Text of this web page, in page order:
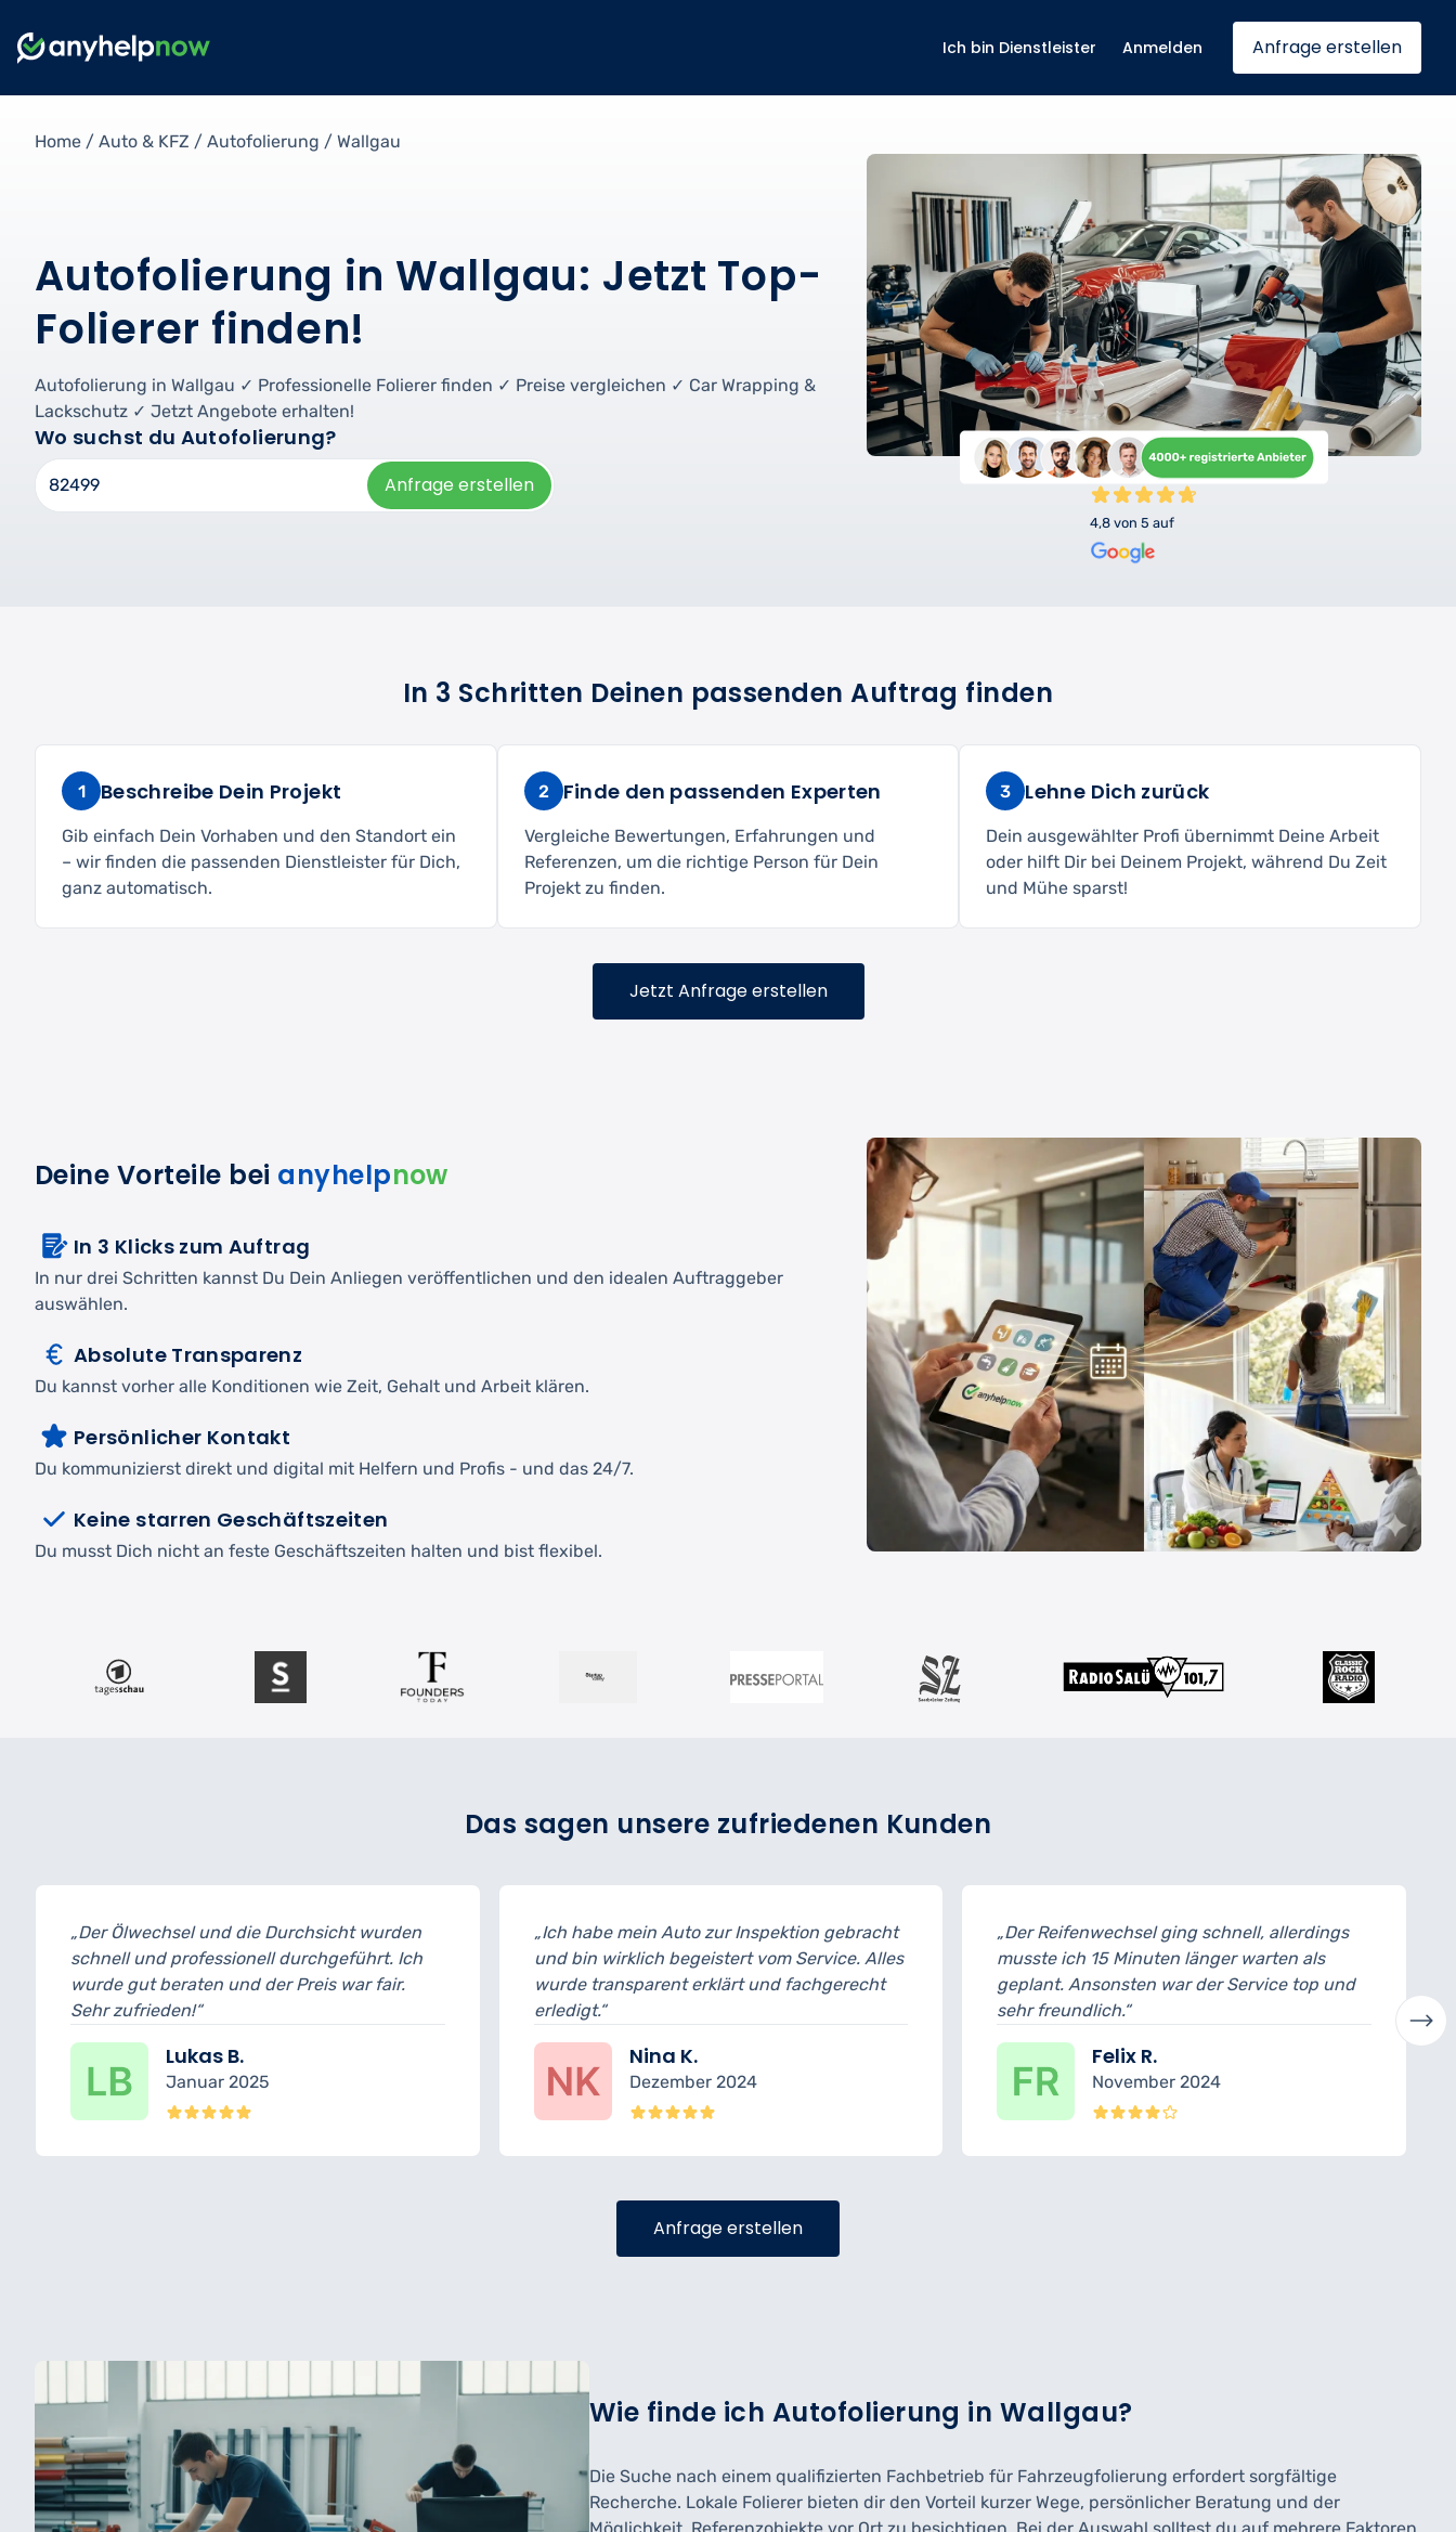
Ich bin Dienstleister Anmelden Anfrage erstellen
Home / Auto & KFZ / Autofolierung / Wallgau
Autofolierung in Wallgau: Jetzt Top-
Folierer finden!
Autofolierung in Wallgau ✓ Professionelle Folierer finden ✓ Preise vergleichen ✓ Car Wrapping &
Lackschutz ✓ Jetzt Angebote erhalten!
Wo suchst du Autofolierung?
Anfrage erstellen
4,8 von 5 auf
In 3 Schritten Deinen passenden Auftrag finden
1 Beschreibe Dein Projekt
Gib einfach Dein Vorhaben und den Standort ein
– wir finden die passenden Dienstleister für Dich,
ganz automatisch.
2 Finde den passenden Experten
Vergleiche Bewertungen, Erfahrungen und
Referenzen, um die richtige Person für Dein
Projekt zu finden.
3 Lehne Dich zurück
Dein ausgewählter Profi übernimmt Deine Arbeit
oder hilft Dir bei Deinem Projekt, während Du Zeit
und Mühe sparst!
Jetzt Anfrage erstellen
Deine Vorteile bei anyhelpnow
In 3 Klicks zum Auftrag
In nur drei Schritten kannst Du Dein Anliegen veröffentlichen und den idealen Auftraggeber
auswählen.
Absolute Transparenz
Du kannst vorher alle Konditionen wie Zeit, Gehalt und Arbeit klären.
Persönlicher Kontakt
Du kommunizierst direkt und digital mit Helfern und Profis - und das 24/7.
Keine starren Geschäftszeiten
Du musst Dich nicht an feste Geschäftszeiten halten und bist flexibel.
Das sagen unsere zufriedenen Kunden
und die Durchsicht wurden
professionell durchgeführt. Ich
und der Preis war fair.
Lukas B.
Januar 2025
„Ich habe mein Auto zur Inspektion gebracht
und bin wirklich begeistert vom Service. Alles
wurde transparent erklärt und fachgerecht
Nina K.
Dezember 2024
„Der Reifenwechsel ging schnell, allerdings
musste ich 15 Minuten länger warten als
geplant. Ansonsten war der Service top und
Felix R.
November 2024
„Meine Bremsen
ich konnte das
abholen. Der
verständlich
Anfrage erstellen
Wie finde ich Autofolierung in Wallgau?
Die Suche nach einem qualifizierten Fachbetrieb für Fahrzeugfolierung erfordert sorgfältige
Recherche. Lokale Folierer bieten dir den Vorteil kurzer Wege, persönlicher Beratung und der